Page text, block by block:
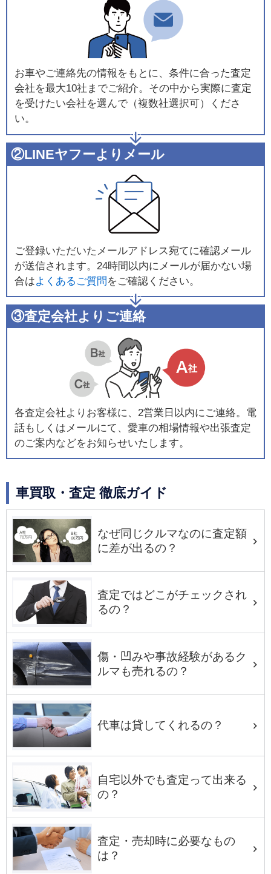
お車やご連絡先の情報をもとに、条件に合った査定
会社を最大10社までご紹介。その中から実際に査定
を受けたい会社を選んで（複数社選択可）くださ
い。
②LINEヤフーよりメール
ご登録いただいたメールアドレス宛てに確認メール
が送信されます。24時間以内にメールが届かない場
合はよくあるご質問 をご確認ください。
③査定会社よりご連絡
各査定会社よりお客様に、2営業日以内にご連絡。電
話もしくはメールにて、愛車の相場情報や出張査定
のご案内などをお知らせいたします。
車買取・査定 徹底ガイド
なぜ同じクルマなのに査定額
に差が出るの？
査定ではどこがチェックされ
るの？
傷・凹みや事故経験があるク
ルマも売れるの？
代車は貸してくれるの？
自宅以外でも査定って出来る
の？
査定・売却時に必要なもの
は？